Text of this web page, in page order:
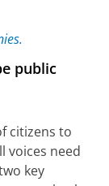
public
citizens to
voices need
key